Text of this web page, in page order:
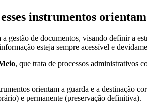
instrumentos
gestão de documentos, visando definir a
esteja sempre acessível e
, que trata de processos administrativos
orientam a guarda e a destinação
e permanente (preservação definitiva).